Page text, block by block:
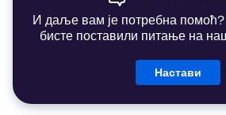
И даље вам је потребна помоћ?
бисте поставили питање на
Настави